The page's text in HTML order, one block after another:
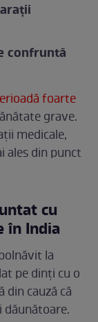
confruntă
foarte
grave.
medicale,
ales din punct
cu
în India
la
pe dinți cu o
din cauză că